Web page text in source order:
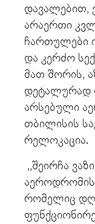
დავალებით,
არაერთი
ჩართულები
და კერძო
მათ შორის,
დეტალურად
არსებული
თბილისის
რელოკაცია.
,,შეირჩა
რომელიც